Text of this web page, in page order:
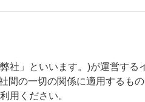
社」といいます。)が運営す
間の一切の関係に適用するも
用ください。